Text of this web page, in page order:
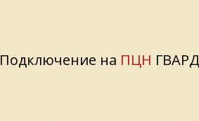
Подключение на ПЦН